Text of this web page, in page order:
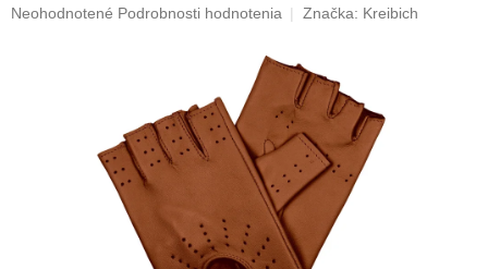
Priemerné
Neohodnotené Podrobnosti hodnotenia Značka: Kreibich